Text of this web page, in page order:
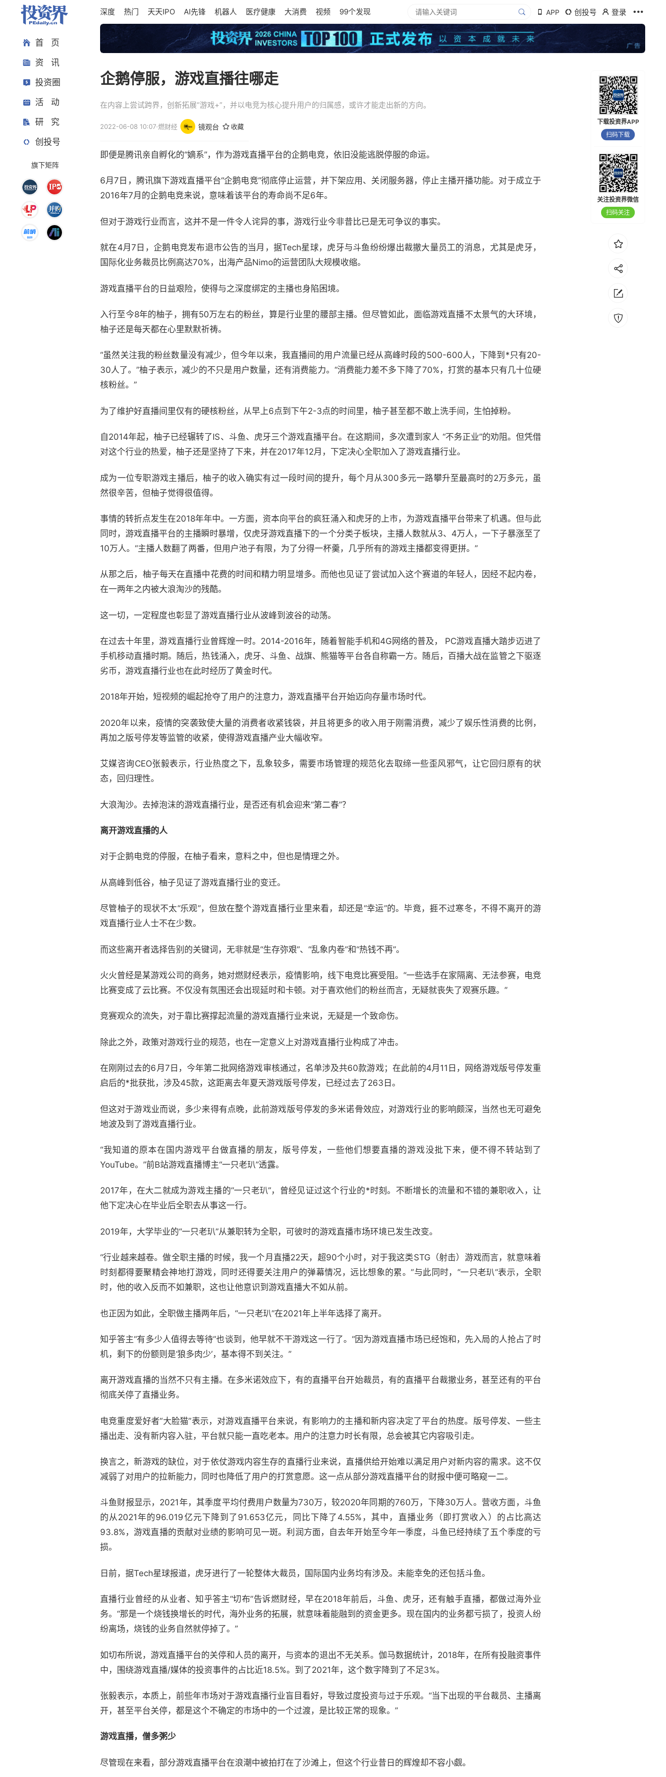
首 页
资 讯
投资圈
活 动
研 究
创投号
旗下矩阵
深度 热门 天天IPO AI先锋 机器人 医疗健康 大消费 视频 99个发现 APP 创投号 登录
企鹅停服，游戏直播往哪走
在内容上尝试跨界，创新拓展“游戏+”，并以电竞为核心提升用户的归属感，或许才能走出新的方向。
2022-06-08 10:07·燃财经 镜观台 收藏
即便是腾讯亲自孵化的“嫡系”，作为游戏直播平台的企鹅电竞，依旧没能逃脱停服的命运。
6月7日，腾讯旗下游戏直播平台“企鹅电竞”彻底停止运营，并下架应用、关闭服务器，停止主播开播功能。对于成立于
2016年7月的企鹅电竞来说，意味着该平台的寿命尚不足6年。
但对于游戏行业而言，这并不是一件令人诧异的事，游戏行业今非昔比已是无可争议的事实。
就在4月7日，企鹅电竞发布退市公告的当月，据Tech星球，虎牙与斗鱼纷纷爆出裁撤大量员工的消息，尤其是虎牙，
国际化业务裁员比例高达70%，出海产品Nimo的运营团队大规模收缩。
游戏直播平台的日益艰险，使得与之深度绑定的主播也身陷困境。
入行至今8年的柚子，拥有50万左右的粉丝，算是行业里的腰部主播。但尽管如此，面临游戏直播不太景气的大环境，
柚子还是每天都在心里默默祈祷。
“虽然关注我的粉丝数量没有减少，但今年以来，我直播间的用户流量已经从高峰时段的500-600人，下降到*只有20-
30人了。”柚子表示，减少的不只是用户数量，还有消费能力。“消费能力差不多下降了70%，打赏的基本只有几十位硬
核粉丝。”
为了维护好直播间里仅有的硬核粉丝，从早上6点到下午2-3点的时间里，柚子甚至都不敢上洗手间，生怕掉粉。
自2014年起，柚子已经辗转了IS、斗鱼、虎牙三个游戏直播平台。在这期间，多次遭到家人 “不务正业”的劝阻。但凭借
对这个行业的热爱，柚子还是坚持了下来，并在2017年12月，下定决心全职加入了游戏直播行业。
成为一位专职游戏主播后，柚子的收入确实有过一段时间的提升，每个月从300多元一路攀升至最高时的2万多元，虽
然很辛苦，但柚子觉得很值得。
事情的转折点发生在2018年年中。一方面，资本向平台的疯狂涌入和虎牙的上市，为游戏直播平台带来了机遇。但与此
同时，游戏直播平台的主播瞬时暴增，仅虎牙游戏直播下的一个分类子板块，主播人数就从3、4万人，一下子暴涨至了
10万人。“主播人数翻了两番，但用户池子有限，为了分得一杯羹，几乎所有的游戏主播都变得更拼。”
从那之后，柚子每天在直播中花费的时间和精力明显增多。而他也见证了尝试加入这个赛道的年轻人，因经不起内卷，
在一两年之内被大浪淘沙的残酷。
这一切，一定程度也彰显了游戏直播行业从波峰到波谷的动荡。
在过去十年里，游戏直播行业曾辉煌一时。2014-2016年，随着智能手机和4G网络的普及， PC游戏直播大踏步迈进了
手机移动直播时期。随后，热钱涌入，虎牙、斗鱼、战旗、熊猫等平台各自称霸一方。随后，百播大战在监管之下驱逐
劣币，游戏直播行业也在此时经历了黄金时代。
2018年开始，短视频的崛起抢夺了用户的注意力，游戏直播平台开始迈向存量市场时代。
2020年以来，疫情的突袭致使大量的消费者收紧钱袋，并且将更多的收入用于刚需消费，减少了娱乐性消费的比例，
再加之版号停发等监管的收紧，使得游戏直播产业大幅收窄。
艾媒咨询CEO张毅表示，行业热度之下，乱象较多，需要市场管理的规范化去取缔一些歪风邪气，让它回归原有的状
态，回归理性。
大浪淘沙。去掉泡沫的游戏直播行业，是否还有机会迎来“第二春”？
离开游戏直播的人
对于企鹅电竞的停服，在柚子看来，意料之中，但也是情理之外。
从高峰到低谷，柚子见证了游戏直播行业的变迁。
尽管柚子的现状不太“乐观”，但放在整个游戏直播行业里来看，却还是“幸运”的。毕竟，捱不过寒冬，不得不离开的游
戏直播行业人士不在少数。
而这些离开者选择告别的关键词，无非就是“生存弥艰”、“乱象内卷”和“热钱不再”。
火火曾经是某游戏公司的商务，她对燃财经表示，疫情影响，线下电竞比赛受阻。“一些选手在家隔离、无法参赛，电竞
比赛变成了云比赛。不仅没有氛围还会出现延时和卡顿。对于喜欢他们的粉丝而言，无疑就丧失了观赛乐趣。”
竞赛观众的流失，对于靠比赛撑起流量的游戏直播行业来说，无疑是一个致命伤。
除此之外，政策对游戏行业的规范，也在一定意义上对游戏直播行业构成了冲击。
在刚刚过去的6月7日，今年第二批网络游戏审核通过，名单涉及共60款游戏；在此前的4月11日，网络游戏版号停发重
启后的*批获批，涉及45款，这距离去年夏天游戏版号停发，已经过去了263日。
但这对于游戏业而说，多少来得有点晚，此前游戏版号停发的多米诺骨效应，对游戏行业的影响颇深，当然也无可避免
地波及到了游戏直播行业。
“我知道的原本在国内游戏平台做直播的朋友，版号停发，一些他们想要直播的游戏没批下来，便不得不转站到了
YouTube。”前B站游戏直播博主“一只老玐”透露。
2017年，在大二就成为游戏主播的“一只老玐”，曾经见证过这个行业的*时刻。不断增长的流量和不错的兼职收入，让
他下定决心在毕业后全职去从事这一行。
2019年，大学毕业的“一只老玐”从兼职转为全职，可彼时的游戏直播市场环境已发生改变。
“行业越来越卷。做全职主播的时候，我一个月直播22天，超90个小时，对于我这类STG（射击）游戏而言，就意味着
时刻都得要聚精会神地打游戏，同时还得要关注用户的弹幕情况，远比想象的累。”与此同时，“一只老玐”表示，全职
时，他的收入反而不如兼职，这也让他意识到游戏直播大不如从前。
也正因为如此，全职做主播两年后，“一只老玐”在2021年上半年选择了离开。
知乎答主“有多少人值得去等待”也谈到，他早就不干游戏这一行了。“因为游戏直播市场已经饱和，先入局的人抢占了时
机，剩下的份额则是‘狼多肉少’，基本得不到关注。”
离开游戏直播的当然不只有主播。在多米诺效应下，有的直播平台开始裁员，有的直播平台裁撤业务，甚至还有的平台
彻底关停了直播业务。
电竞重度爱好者“大脸猫”表示，对游戏直播平台来说，有影响力的主播和新内容决定了平台的热度。版号停发、一些主
播出走、没有新内容入驻，平台就只能一直吃老本。用户的注意力时长有限，总会被其它内容吸引走。
换言之，新游戏的缺位，对于依仗游戏内容生存的直播行业来说，直播供给开始难以满足用户对新内容的需求。这不仅
减弱了对用户的拉新能力，同时也降低了用户的打赏意愿。这一点从部分游戏直播平台的财报中便可略窥一二。
斗鱼财报显示，2021年，其季度平均付费用户数量为730万，较2020年同期的760万，下降30万人。营收方面，斗鱼
的从2021年的96.019亿元下降到了91.653亿元，同比下降了4.55%，其中，直播业务（即打赏收入）的占比高达
93.8%，游戏直播的贡献对业绩的影响可见一斑。利润方面，自去年开始至今年一季度，斗鱼已经持续了五个季度的亏
损。
日前，据Tech星球报道，虎牙进行了一轮整体大裁员，国际国内业务均有涉及。未能幸免的还包括斗鱼。
直播行业曾经的从业者、知乎答主“切布”告诉燃财经，早在2018年前后，斗鱼、虎牙，还有触手直播，都做过海外业
务。“那是一个烧钱换增长的时代，海外业务的拓展，就意味着能融到的资金更多。现在国内的业务都亏损了，投资人纷
纷离场，烧钱的业务自然就停掉了。”
如切布所说，游戏直播平台的关停和人员的离开，与资本的退出不无关系。伽马数据统计，2018年，在所有投融资事件
中，围绕游戏直播/媒体的投资事件的占比近18.5%。到了2021年，这个数字降到了不足3%。
张毅表示，本质上，前些年市场对于游戏直播行业盲目看好，导致过度投资与过于乐观。“当下出现的平台裁员、主播离
开，甚至平台关停，都是这个不确定的市场中的一个过渡，是比较正常的现象。”
游戏直播，僧多粥少
尽管现在来看，部分游戏直播平台在浪潮中被拍打在了沙滩上，但这个行业昔日的辉煌却不容小觑。
下载投资界APP
扫码下载
关注投资界微信
扫码关注